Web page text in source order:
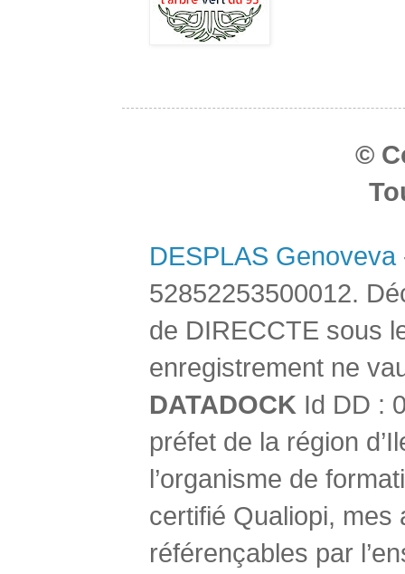
©
DESPLAS Genoveva
52852253500012.
de DIRECCTE sous
enregistrement ne
DATADOCK Id DD :
préfet de la région
l’organisme de
certifié Qualiopi, mes
référençables par